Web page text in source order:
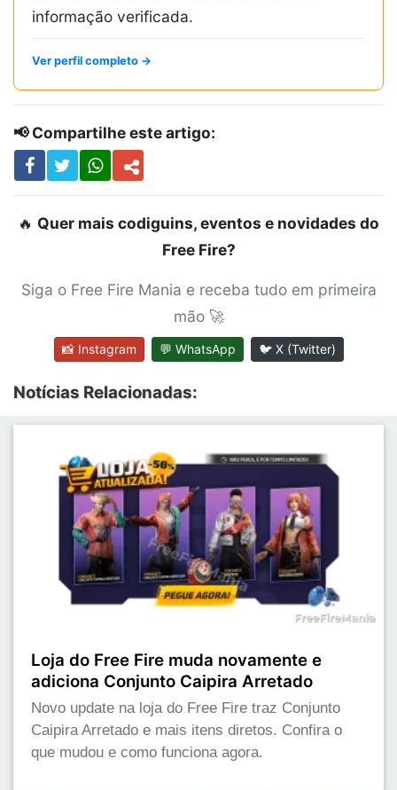
informação verificada.
Ver perfil completo →
📢 Compartilhe este artigo:
🔥 Quer mais codiguins, eventos e novidades do
Free Fire?
Siga o Free Fire Mania e receba tudo em primeira
mão 🚀
📸 Instagram 💬 WhatsApp 🐦 X (Twitter)
Notícias Relacionadas:
Loja do Free Fire muda novamente e
adiciona Conjunto Caipira Arretado
Novo update na loja do Free Fire traz Conjunto
Caipira Arretado e mais itens diretos. Confira o
que mudou e como funciona agora.